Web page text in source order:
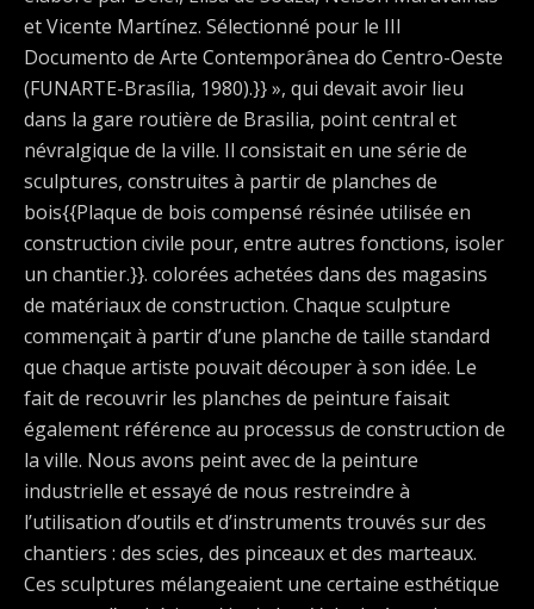
et Vicente Martínez. Sélectionné pour le III
Documento de Arte Contemporânea do Centro-Oeste
(FUNARTE-Brasília, 1980).}} », qui devait avoir lieu
dans la gare routière de Brasilia, point central et
névralgique de la ville. Il consistait en une série de
sculptures, construites à partir de planches de
bois{{Plaque de bois compensé résinée utilisée en
construction civile pour, entre autres fonctions, isoler
un chantier.}}. colorées achetées dans des magasins
de matériaux de construction. Chaque sculpture
commençait à partir d’une planche de taille standard
que chaque artiste pouvait découper à son idée. Le
fait de recouvrir les planches de peinture faisait
également référence au processus de construction de
la ville. Nous avons peint avec de la peinture
industrielle et essayé de nous restreindre à
l’utilisation d’outils et d’instruments trouvés sur des
chantiers : des scies, des pinceaux et des marteaux.
Ces sculptures mélangeaient une certaine esthétique